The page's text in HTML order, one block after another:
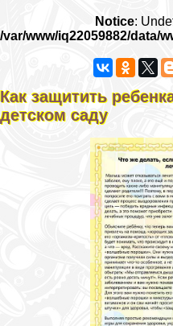
Notice:
/var/www/iq22059882/data/
Как защитить
детском саду